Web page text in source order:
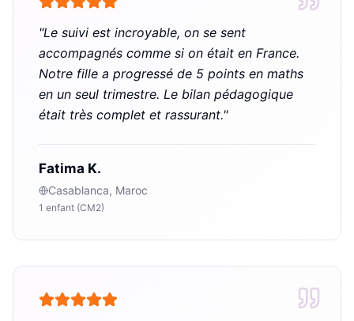
"Le suivi est incroyable, on se sent
accompagnés comme si on était en France.
Notre fille a progressé de 5 points en maths
en un seul trimestre. Le bilan pédagogique
était très complet et rassurant."
Fatima K.
Casablanca, Maroc
1 enfant (CM2)